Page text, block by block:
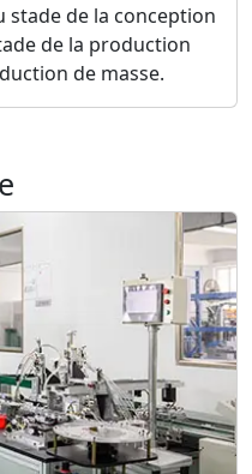
stade de la conception
de la production
de masse.